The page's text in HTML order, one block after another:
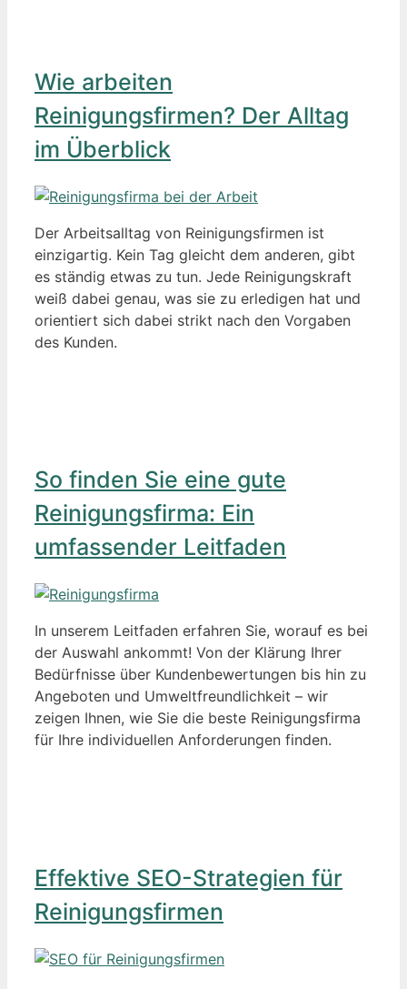
Wie arbeiten
Reinigungsfirmen? Der Alltag
im Überblick
Der Arbeitsalltag von Reinigungsfirmen ist
einzigartig. Kein Tag gleicht dem anderen, gibt
es ständig etwas zu tun. Jede Reinigungskraft
weiß dabei genau, was sie zu erledigen hat und
orientiert sich dabei strikt nach den Vorgaben
des Kunden.
So finden Sie eine gute
Reinigungsfirma: Ein
umfassender Leitfaden
In unserem Leitfaden erfahren Sie, worauf es bei
der Auswahl ankommt! Von der Klärung Ihrer
Bedürfnisse über Kundenbewertungen bis hin zu
Angeboten und Umweltfreundlichkeit – wir
zeigen Ihnen, wie Sie die beste Reinigungsfirma
für Ihre individuellen Anforderungen finden.
Effektive SEO-Strategien für
Reinigungsfirmen